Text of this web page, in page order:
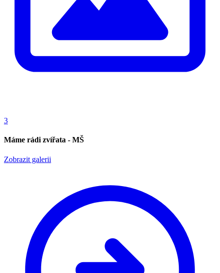
3
Máme rádi zvířata - MŠ
Zobrazit galerii